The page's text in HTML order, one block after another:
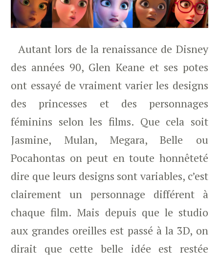
Autant lors de la renaissance de Disney
des années 90, Glen Keane et ses potes
ont essayé de vraiment varier les designs
des princesses et des personnages
féminins selon les films. Que cela soit
Jasmine, Mulan, Megara, Belle ou
Pocahontas on peut en toute honnêteté
dire que leurs designs sont variables, c’est
clairement un personnage différent à
chaque film. Mais depuis que le studio
aux grandes oreilles est passé à la 3D, on
dirait que cette belle idée est restée